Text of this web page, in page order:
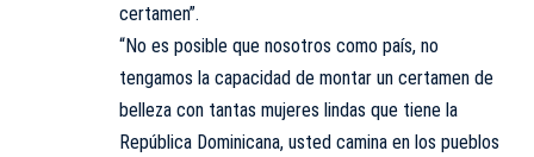
certamen”.
“No es posible que nosotros como país, no
tengamos la capacidad de montar un certamen de
belleza con tantas mujeres lindas que tiene la
República Dominicana, usted camina en los pueblos